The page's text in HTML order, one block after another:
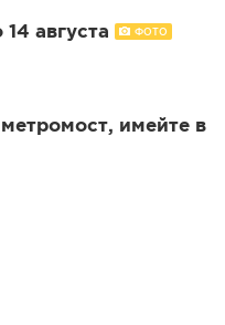
августа ФОТО
метромост, имейте в